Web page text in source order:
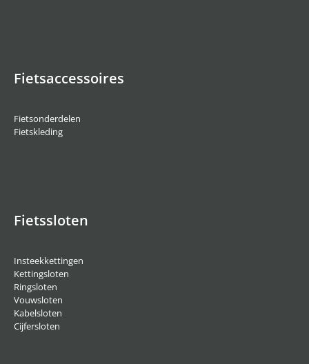
Fietsaccessoires
Fietsonderdelen
Fietskleding
Fietssloten
Insteekkettingen
Kettingsloten
Ringsloten
Vouwsloten
Kabelsloten
Cijfersloten